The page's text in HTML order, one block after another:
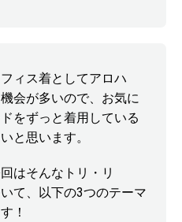
ィス着としてアロハ
会が多いので、お気に
をずっと着用している
と思います。
はそんなトリ・リ
て、以下の3つのテーマ
！